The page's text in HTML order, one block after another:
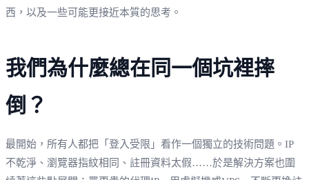
西，以及一些可能更接近本質的思考。
我們為什麼總在同一個坑裡摔
倒？
最開始，所有人都把「登入受限」看作一個獨立的技術問題。IP
不乾淨、瀏覽器指紋相同、註冊資料太假……於是解決方案也圍